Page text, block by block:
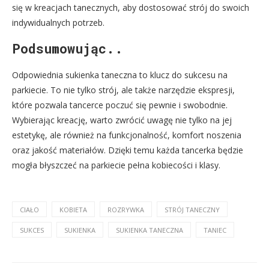
się w kreacjach tanecznych, aby dostosować strój do swoich
indywidualnych potrzeb.
Podsumowując..
Odpowiednia sukienka taneczna to klucz do sukcesu na
parkiecie. To nie tylko strój, ale także narzędzie ekspresji,
które pozwala tancerce poczuć się pewnie i swobodnie.
Wybierając kreację, warto zwrócić uwagę nie tylko na jej
estetykę, ale również na funkcjonalność, komfort noszenia
oraz jakość materiałów. Dzięki temu każda tancerka będzie
mogła błyszczeć na parkiecie pełna kobiecości i klasy.
CIAŁO KOBIETA ROZRYWKA STRÓJ TANECZNY
SUKCES SUKIENKA SUKIENKA TANECZNA TANIEC